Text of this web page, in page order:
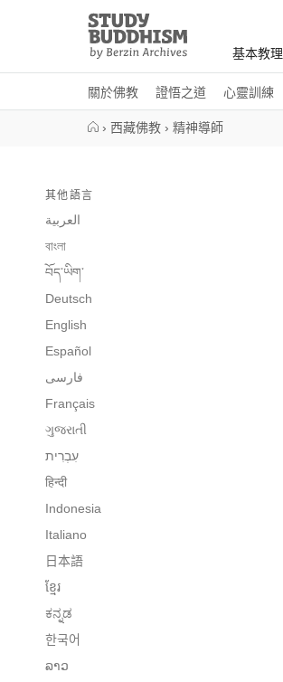
Study
Buddhism
Home
基本教理
關於佛教 證悟之道 心靈訓練
› 西藏佛教 › 精神導師
其他語言
العربية
বাংলা
བོད་ཡིག་
Deutsch
English
Español
فارسی
Français
ગુજરાતી
हिन्दी
Indonesia
Italiano
日本語
ខ្មែរ
ಕನ್ನಡ
한국어
ລາວ